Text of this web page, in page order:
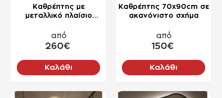
Καθρέπτης με
μεταλλικό πλαίσιο
σε σχήμα βότσαλο Νο4
από
260€
Καλάθι
Καθρέπτης 70x90cm σε
ακανόνιστο σχήμα
από
150€
Καλάθι